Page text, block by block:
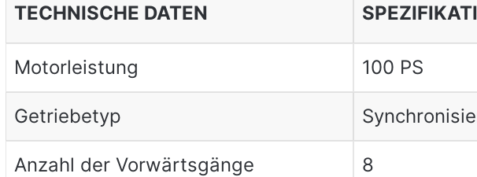
TECHNISCHE DATEN
Motorleistung 100 PS
Getriebetyp
Anzahl der Vorwärtsgänge 8